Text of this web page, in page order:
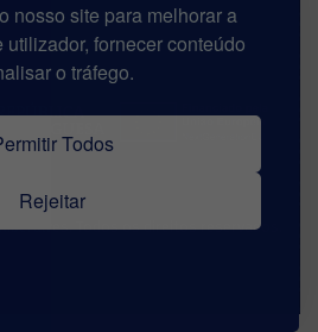
nosso site para melhorar a
fornecer conteúdo
o tráfego.
Todos
Rejeitar
Todos os direitos reservados.